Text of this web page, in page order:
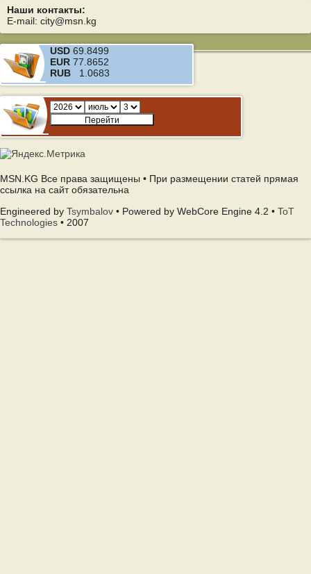
Наши контакты:
E-mail: city@msn.kg
USD 69.8499
EUR 77.8652
RUB 1.0683
MSN.KG Все права защищены • При размещении статей прямая
ссылка на сайт обязательна
Engineered by Tsymbalov • Powered by WebCore Engine 4.2 • ToT
Technologies • 2007